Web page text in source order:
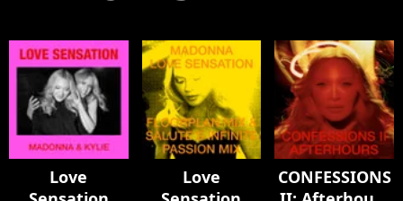
Love
Love
CONFESSIONS